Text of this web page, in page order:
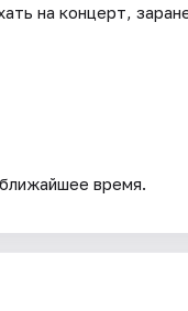
на концерт,
время.